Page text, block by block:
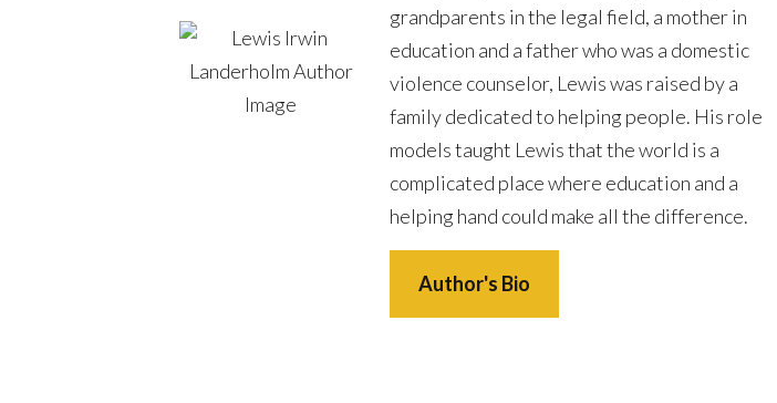
grandparents in the legal field, a mother in
education and a father who was a domestic
violence counselor, Lewis was raised by a
family dedicated to helping people. His role
models taught Lewis that the world is a
complicated place where education and a
helping hand could make all the difference.
Author's Bio